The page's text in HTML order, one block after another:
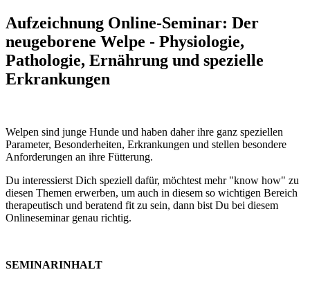
Aufzeichnung Online-Seminar: Der
neugeborene Welpe - Physiologie,
Pathologie, Ernährung und spezielle
Erkrankungen
Welpen sind junge Hunde und haben daher ihre ganz speziellen
Parameter, Besonderheiten, Erkrankungen und stellen besondere
Anforderungen an ihre Fütterung.
Du interessierst Dich speziell dafür, möchtest mehr "know how" zu
diesen Themen erwerben, um auch in diesem so wichtigen Bereich
therapeutisch und beratend fit zu sein, dann bist Du bei diesem
Onlineseminar genau richtig.
SEMINARINHALT